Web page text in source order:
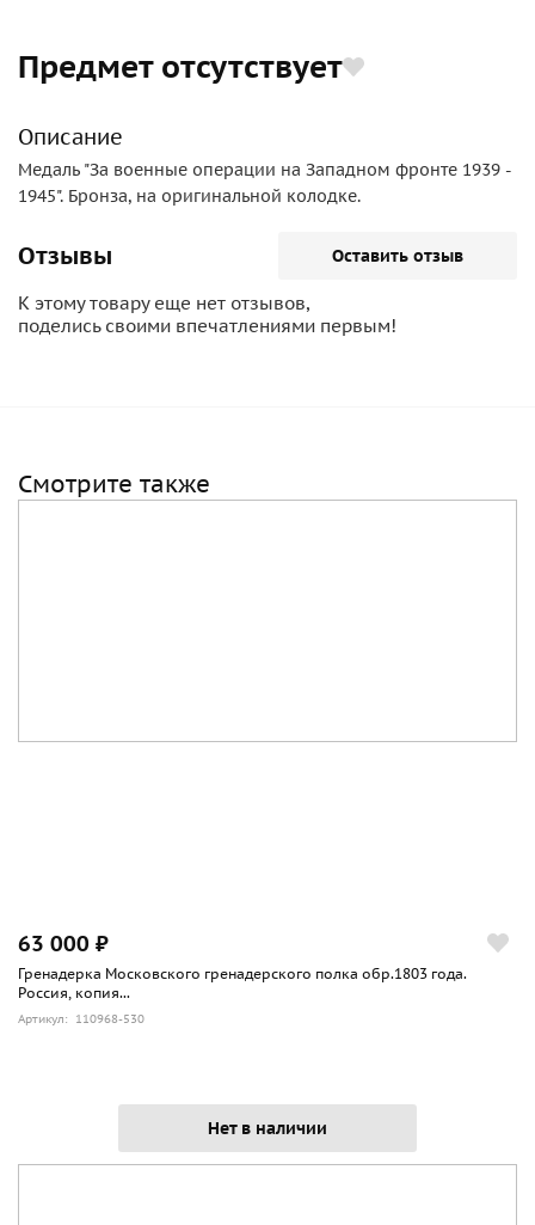
Предмет отсутствует
Описание
Медаль "За военные операции на Западном фронте 1939 -
1945". Бронза, на оригинальной колодке.
Отзывы Оставить отзыв
К этому товару еще нет отзывов,
поделись своими впечатлениями первым!
Смотрите также
63 000 ₽
Гренадерка Московского гренадерского полка обр.1803 года.
Россия, копия...
Артикул: 110968-530
Нет в наличии